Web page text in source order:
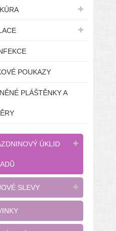
POUKAZY
PLÁŠTĚNKY A
ÚKLID
SLEVY